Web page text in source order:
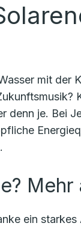
mit der
denn je. Bei
ein